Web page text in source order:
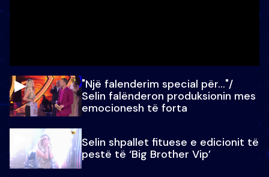
"Një falenderim special për…"/
Selin falënderon produksionin mes
emocionesh të forta
Selin shpallet fituese e edicionit të
pestë të ‘Big Brother Vip’